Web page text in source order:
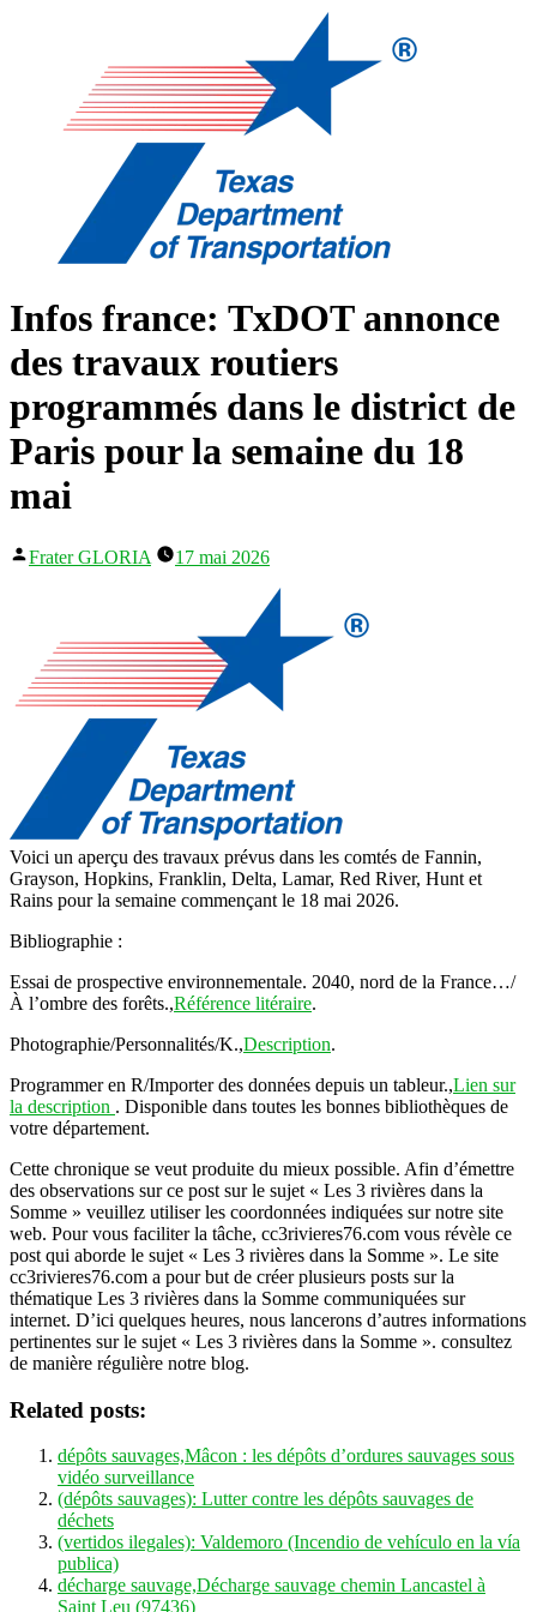
Infos france: TxDOT annonce
des travaux routiers
programmés dans le district de
Paris pour la semaine du 18
mai
Publié
Frater GLORIA 17 mai 2026
Voici un aperçu des travaux prévus dans les comtés de Fannin,
Grayson, Hopkins, Franklin, Delta, Lamar, Red River, Hunt et
Rains pour la semaine commençant le 18 mai 2026.
Bibliographie :
Essai de prospective environnementale. 2040, nord de la France…/
À l’ombre des forêts.,Référence litéraire.
Photographie/Personnalités/K.,Description.
Programmer en R/Importer des données depuis un tableur.,Lien sur
la description . Disponible dans toutes les bonnes bibliothèques de
votre département.
Cette chronique se veut produite du mieux possible. Afin d’émettre
des observations sur ce post sur le sujet « Les 3 rivières dans la
Somme » veuillez utiliser les coordonnées indiquées sur notre site
web. Pour vous faciliter la tâche, cc3rivieres76.com vous révèle ce
post qui aborde le sujet « Les 3 rivières dans la Somme ». Le site
cc3rivieres76.com a pour but de créer plusieurs posts sur la
thématique Les 3 rivières dans la Somme communiquées sur
internet. D’ici quelques heures, nous lancerons d’autres informations
pertinentes sur le sujet « Les 3 rivières dans la Somme ». consultez
de manière régulière notre blog.
Related posts:
dépôts sauvages,Mâcon : les dépôts d’ordures sauvages sous
vidéo surveillance
(dépôts sauvages): Lutter contre les dépôts sauvages de
déchets
(vertidos ilegales): Valdemoro (Incendio de vehículo en la vía
publica)
décharge sauvage,Décharge sauvage chemin Lancastel à
Saint Leu (97436)